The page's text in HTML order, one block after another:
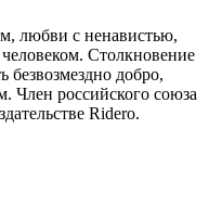
любви с ненавистью,
Столкновение
безвозмездно добро,
Член российского союза
Ridero.